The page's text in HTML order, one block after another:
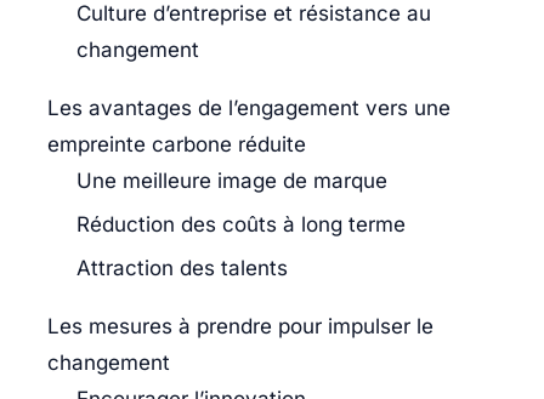
Culture d’entreprise et résistance au
changement
Les avantages de l’engagement vers une
empreinte carbone réduite
Une meilleure image de marque
Réduction des coûts à long terme
Attraction des talents
Les mesures à prendre pour impulser le
changement